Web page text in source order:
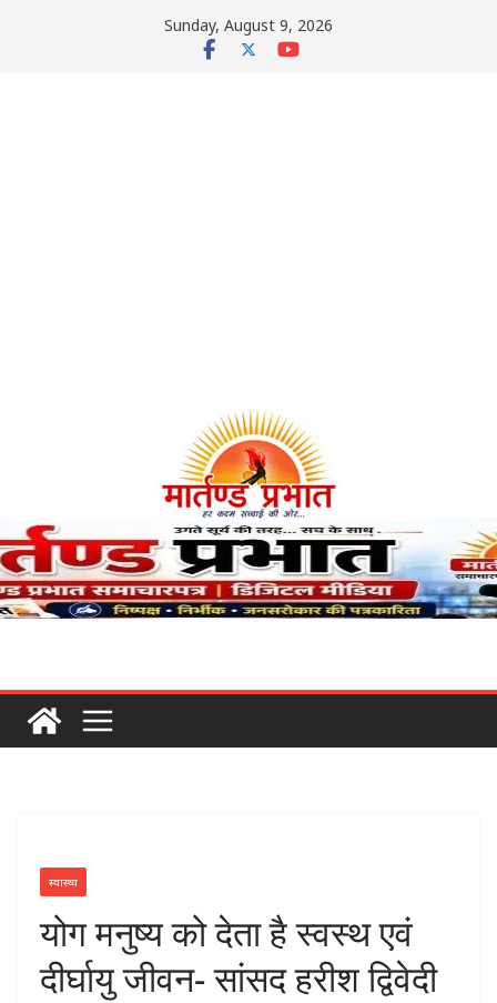
Sunday, August 9, 2026
स्वास्थ्य
योग मनुष्य को देता है स्वस्थ एवं
दीर्घायु जीवन- सांसद हरीश द्विवेदी